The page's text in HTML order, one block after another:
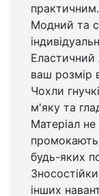
практичним.
Модний та
Еластичний
ваш розмір
Чохли
м'яку та
Матеріал
будь-яких
інших